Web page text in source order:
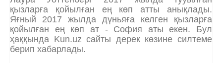
қызларға қойылған ең көп атты анықлады.
Яғный 2017 жылда дүньяға келген қызларға
қойылған ең көп ат - София аты екен. Бул
ҳаққында Kun.uz сайты дерек көзине силтеме
берип хабарлады.